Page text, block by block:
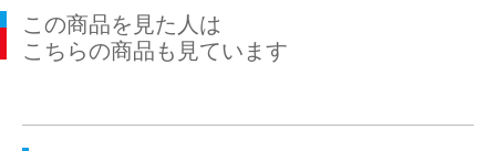
この商品を見た人は
こちらの商品も見ています